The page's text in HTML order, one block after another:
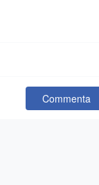
Commenta